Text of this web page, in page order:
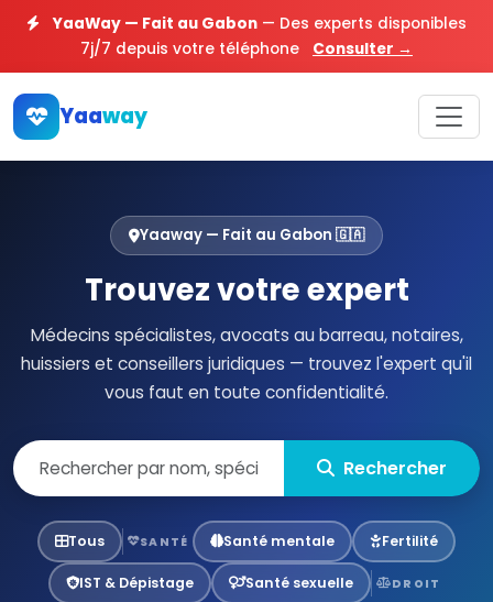
YaaWay — Fait au Gabon — Des experts disponibles
7j/7 depuis votre téléphone
Consulter →
Yaaway
Yaaway — Fait au Gabon 🇬🇦
Trouvez votre expert
Médecins spécialistes, avocats au barreau, notaires,
huissiers et conseillers juridiques — trouvez l'expert qu'il
vous faut en toute confidentialité.
Rechercher
Tous SANTÉ Santé mentale Fertilité
IST & Dépistage Santé sexuelle DROIT